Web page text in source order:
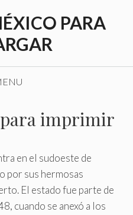
PARA
para imprimir
en el sudoeste de
por sus hermosas
El estado fue parte de
cuando se anexó a los